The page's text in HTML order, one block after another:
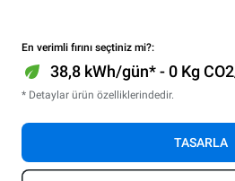
En verimli fırını seçtiniz mi?:
38,8 kWh/gün* - 0 Kg
* Detaylar ürün özelliklerindedir.
TASARLA